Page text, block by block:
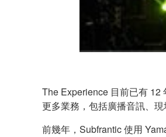
The Experience 目前已有 12
更多業務，包括廣播音訊、
前幾年，Subfrantic 使用